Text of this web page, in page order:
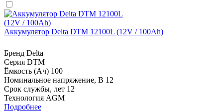
Аккумулятор Delta DTM 12100L (12V / 100Ah)
Бренд Delta
Серия DTM
Ёмкость (Ач) 100
Номинальное напряжение, В 12
Срок службы, лет 12
Технология AGM
Подробнее